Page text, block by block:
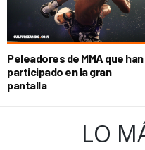
Peleadores de MMA que han
participado en la gran
pantalla
LO